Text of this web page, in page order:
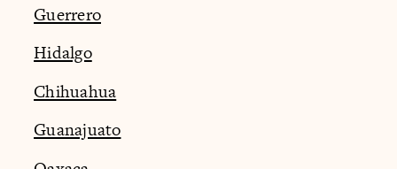
Guerrero
Hidalgo
Chihuahua
Guanajuato